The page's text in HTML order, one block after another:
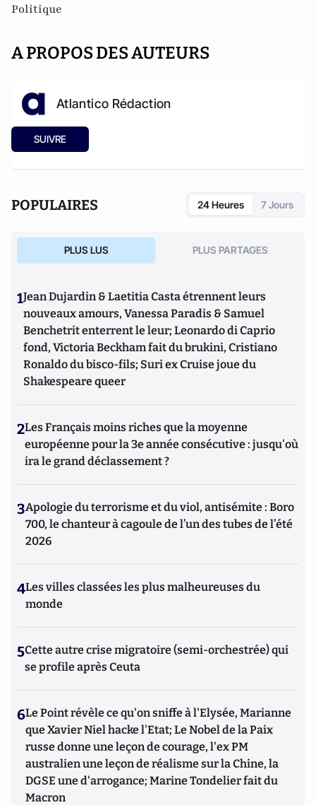
Politique
A PROPOS DES AUTEURS
Atlantico Rédaction
SUIVRE
POPULAIRES 24 Heures 7 Jours
PLUS LUS PLUS PARTAGES
1Jean Dujardin & Laetitia Casta étrennent leurs
nouveaux amours, Vanessa Paradis & Samuel
Benchetrit enterrent le leur; Leonardo di Caprio
fond, Victoria Beckham fait du brukini, Cristiano
Ronaldo du bisco-fils; Suri ex Cruise joue du
Shakespeare queer
2Les Français moins riches que la moyenne
européenne pour la 3e année consécutive : jusqu'où
ira le grand déclassement ?
3Apologie du terrorisme et du viol, antisémite : Boro
700, le chanteur à cagoule de l’un des tubes de l’été
2026
4Les villes classées les plus malheureuses du
monde
5Cette autre crise migratoire (semi-orchestrée) qui
se profile après Ceuta
6Le Point révèle ce qu'on sniffe à l'Elysée, Marianne
que Xavier Niel hacke l'Etat; Le Nobel de la Paix
russe donne une leçon de courage, l'ex PM
australien une leçon de réalisme sur la Chine, la
DGSE une d'arrogance; Marine Tondelier fait du
Macron